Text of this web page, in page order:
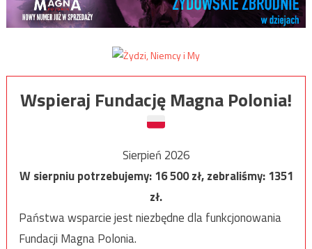
Wspieraj Fundację Magna Polonia!
Sierpień 2026
W sierpniu potrzebujemy:16 500zł, zebraliśmy:1351
zł.
Państwa wsparcie jest niezbędne dla funkcjonowania
Fundacji Magna Polonia.